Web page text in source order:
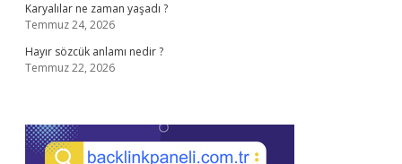
Karyalılar ne zaman yaşadı ?
Temmuz 24, 2026
Hayır sözcük anlamı nedir ?
Temmuz 22, 2026